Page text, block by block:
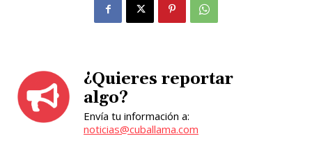
¿Quieres reportar
algo?
Envía tu información a:
noticias@cuballama.com